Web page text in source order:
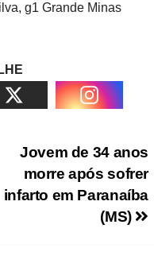
g1 Grande Minas
Jovem de 34 anos
morre após sofrer
infarto em Paranaíba
(MS)